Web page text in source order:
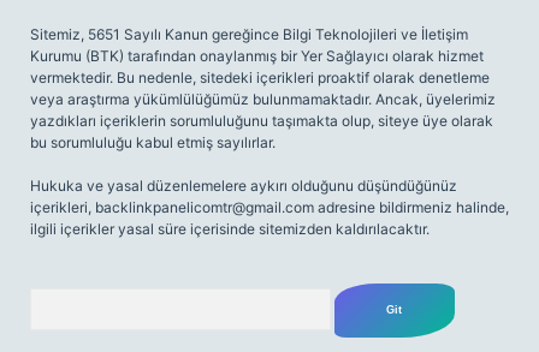
Sitemiz, 5651 Sayılı Kanun gereğince Bilgi Teknolojileri ve İletişim
Kurumu (BTK) tarafından onaylanmış bir Yer Sağlayıcı olarak hizmet
vermektedir. Bu nedenle, sitedeki içerikleri proaktif olarak denetleme
veya araştırma yükümlülüğümüz bulunmamaktadır. Ancak, üyelerimiz
yazdıkları içeriklerin sorumluluğunu taşımakta olup, siteye üye olarak
bu sorumluluğu kabul etmiş sayılırlar.
Hukuka ve yasal düzenlemelere aykırı olduğunu düşündüğünüz
içerikleri, backlinkpanelicomtr@gmail.com adresine bildirmeniz halinde,
ilgili içerikler yasal süre içerisinde sitemizden kaldırılacaktır.